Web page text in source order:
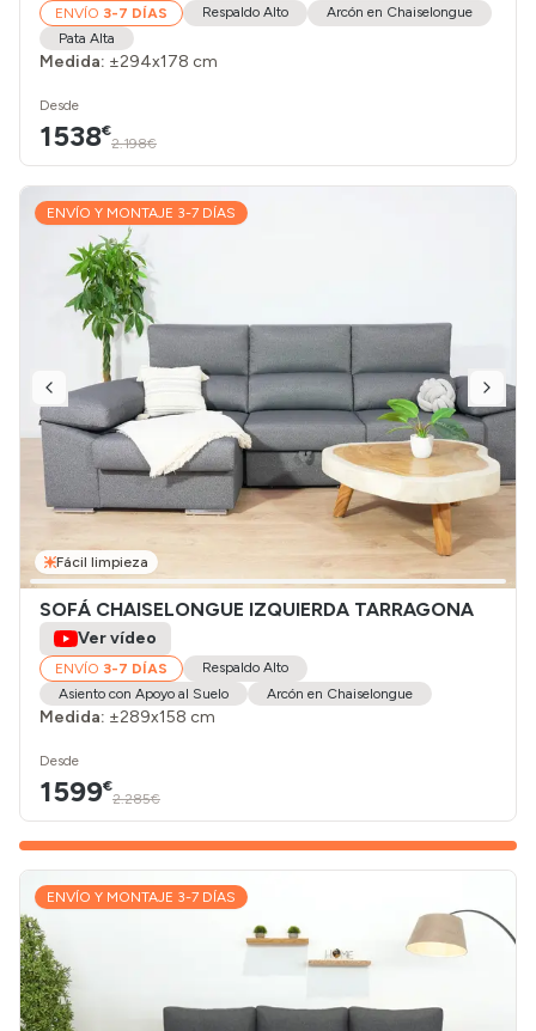
ENVÍO 3-7 DÍAS Respaldo Alto
Arcón en Chaiselongue
Pata Alta
Medida: ±294x178 cm
Desde
1538€
2.198€
ENVÍO Y MONTAJE 3-7 DÍAS
Fácil limpieza
SOFÁ CHAISELONGUE IZQUIERDA TARRAGONA
Ver vídeo
ENVÍO 3-7 DÍAS
Respaldo Alto
Asiento con Apoyo al Suelo
Arcón en Chaiselongue
Medida: ±289x158 cm
Desde
1599€
2.285€
ENVÍO Y MONTAJE 3-7 DÍAS